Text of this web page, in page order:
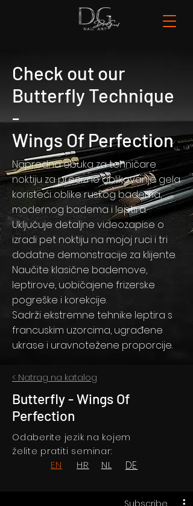
Check out our
Butterfly Technique
-
Wings Of Perfection
Napredna obuka za tehničare
noktiju za precizno oblikovanje gela
koristeći oblike ruskog badema,
modernog badema i leptira.
Uključuje detaljne videozapise o
izradi pet noktiju na mojoj ruci i tri
dodatne demonstracije za klijente.
Naučite klasične bademove,
leptirove, uobičajene frizerske
pogreške i korekcije.
Sadrži ekstremne tehnike leptira s
francuskim uzorcima, ugrađene
ukrase i uravnotežene proporcije.
< Natrag na katalog
Butterfly - Wings Of
Perfection
Odaberite jezik na kojem
želite pratiti seminar:
EN
HR NL DE
Subscribe